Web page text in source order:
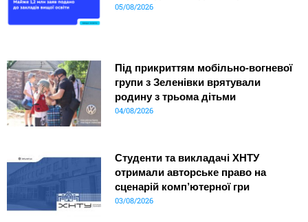
05/08/2026
Під прикриттям мобільно-вогневої
групи з Зеленівки врятували
родину з трьома дітьми
04/08/2026
Студенти та викладачі ХНТУ
отримали авторське право на
сценарій комп’ютерної гри
03/08/2026